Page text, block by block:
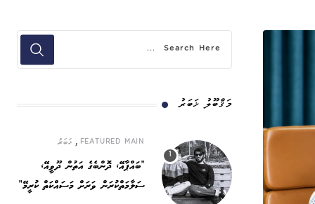
މަޤްބޫލު ޚަބަރު
FEATURED MAIN
, ޚަބަރު
”ބައްޕާއޭ، ދޮންބެގެ އަތުން ދޫވީއޭ،
ސަލާމަތްކުރަން ވަރަށް މަސައްކަތް ކުރީމޭ“